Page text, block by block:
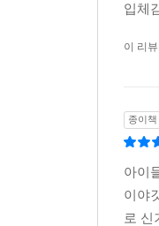
입체
이 리
종이책
아이
이야
로 신